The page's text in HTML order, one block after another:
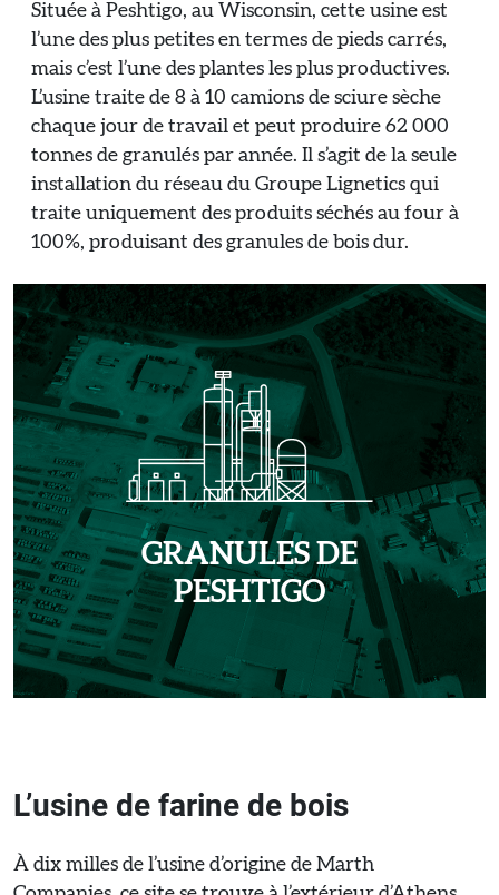
Située à Peshtigo, au Wisconsin, cette usine est
l’une des plus petites en termes de pieds carrés,
mais c’est l’une des plantes les plus productives.
L’usine traite de 8 à 10 camions de sciure sèche
chaque jour de travail et peut produire 62 000
tonnes de granulés par année. Il s’agit de la seule
installation du réseau du Groupe Lignetics qui
traite uniquement des produits séchés au four à
100%, produisant des granules de bois dur.
GRANULES DE
PESHTIGO
L’usine de farine de bois
À dix milles de l’usine d’origine de Marth